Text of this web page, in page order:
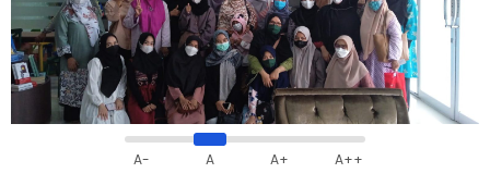
A- A A+ A++